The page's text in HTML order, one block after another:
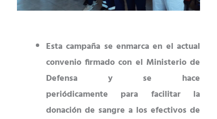
Esta campaña se enmarca en el actual
convenio firmado con el Ministerio de
Defensa y se hace
periódicamente para facilitar la
donación de sangre a los efectivos de